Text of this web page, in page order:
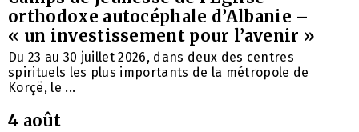
orthodoxe autocéphale d’Albanie –
« un investissement pour l’avenir »
Du 23 au 30 juillet 2026, dans deux des centres
spirituels les plus importants de la métropole de
Korçë, le ...
4 août